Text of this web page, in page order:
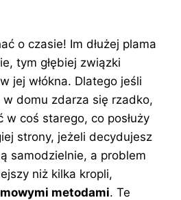
o czasie! Im dłużej plama
tym głębiej związki
jej włókna. Dlatego jeśli
domu zdarza się rzadko,
w coś starego, co posłuży
strony, jeżeli decydujesz
samodzielnie, a problem
niż kilka kropli,
metodami. Te